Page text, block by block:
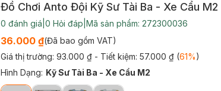
Đồ Chơi Anto Đội Kỹ Sư Tài Ba - Xe Cẩu M2
0 đánh giá 0 Hỏi đáp Mã sản phẩm: 272300036
36.000 ₫(Đã bao gồm VAT)
Giá thị trường: 93.000 ₫ - Tiết kiệm: 57.000 ₫(61%)
Hình Dạng: Kỹ Sư Tài Ba - Xe Cẩu M2